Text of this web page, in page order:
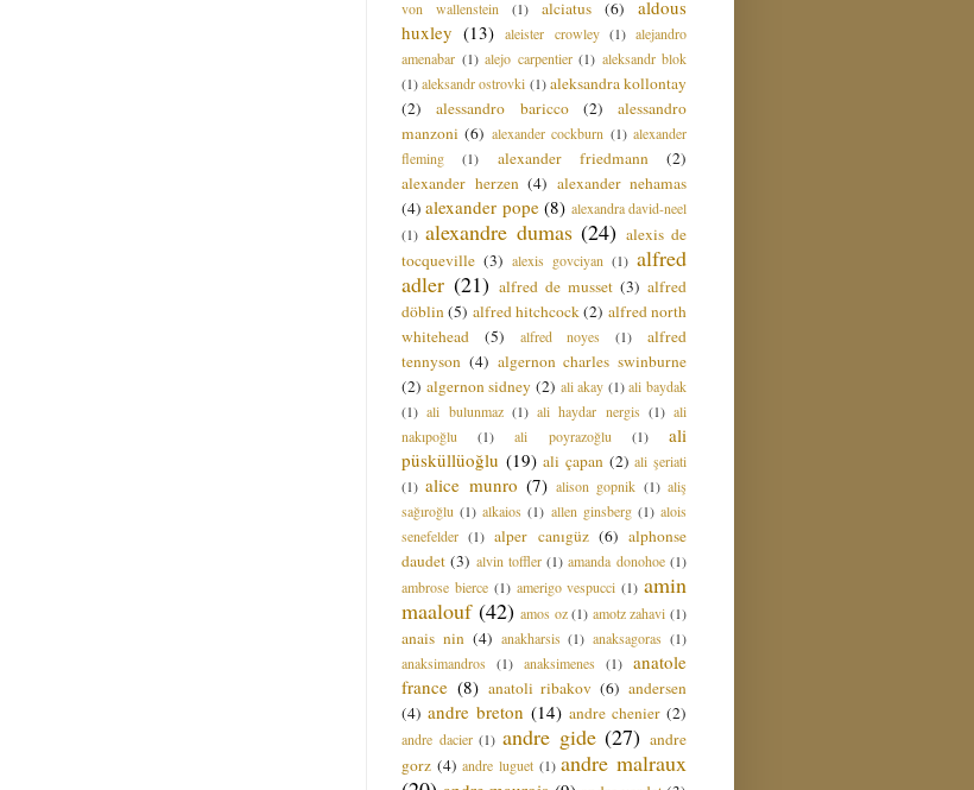
von wallenstein
(1) alciatus (6)
aldous
huxley (13) aleister crowley (1) alejandro
amenabar (1) alejo carpentier (1) aleksandr blok
(1) aleksandr ostrovki (1) aleksandra kollontay
(2)
alessandro baricco (2)
alessandro
manzoni (6) alexander cockburn (1) alexander
fleming
(1) alexander friedmann
(2)
alexander herzen (4) alexander nehamas
(4) alexander pope (8) alexandra david-neel
(1) alexandre dumas (24) alexis de
tocqueville (3) alexis govciyan (1) alfred
adler (21) alfred de musset (3) alfred
döblin (5) alfred hitchcock(2) alfred north
whitehead
(5) alfred noyes (1)
alfred
tennyson (4) algernon charles swinburne
(2) algernon sidney (2) ali akay (1) ali baydak
(1) ali bulunmaz (1) ali haydar nergis (1) ali
nakıpoğlu
(1) ali poyrazoğlu (1)
ali
püsküllüoğlu (19) ali çapan (2) ali şeriati
(1) alice munro (7) alison gopnik (1) aliş
sağıroğlu (1) alkaios (1) allen ginsberg (1) alois
senefelder (1) alper canıgüz (6) alphonse
daudet (3) alvin toffler (1) amanda donohoe (1)
ambrose bierce (1) amerigo vespucci (1) amin
maalouf (42) amos oz (1) amotz zahavi (1)
anais nin (4) anakharsis (1) anaksagoras (1)
anaksimandros
(1) anaksimenes (1) anatole
france (8) anatoli ribakov (6) andersen
(4) andre breton (14) andre chenier (2)
andre dacier (1) andre gide (27) andre
gorz (4) andre luguet (1) andre malraux